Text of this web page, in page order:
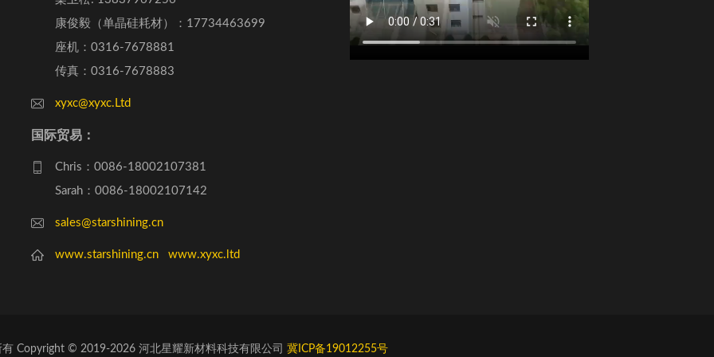
康俊毅（单晶硅耗材）：17734463699
座机：0316-7678881
传真：0316-7678883
xyxc@xyxc.Ltd
国际贸易：
Chris：0086-18002107381
Sarah：0086-18002107142
sales@starshining.cn
www.starshining.cn www.xyxc.ltd
有 Copyright © 2019-2026 河北星耀新材料科技有限公司 冀ICP备19012255号